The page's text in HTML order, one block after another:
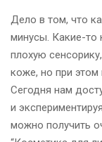
Дело в том, что
минусы. Какие-то
плохую
коже, но при этом
Сегодня нам
и
можно получить